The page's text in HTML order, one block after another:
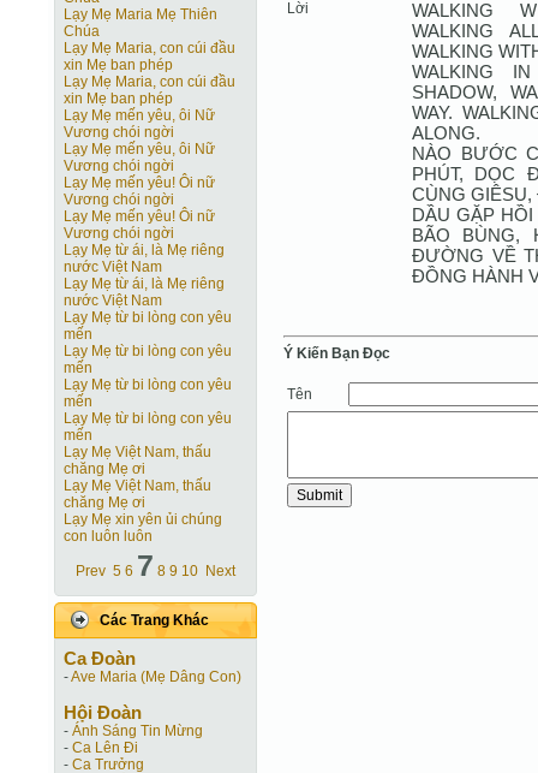
Lạy Mẹ Maria Mẹ Thiên
Chúa
Lạy Mẹ Maria, con cúi đầu
xin Mẹ ban phép
Lạy Mẹ Maria, con cúi đầu
xin Mẹ ban phép
Lạy Mẹ mến yêu, ôi Nữ
Vương chói ngời
Lạy Mẹ mến yêu, ôi Nữ
Vương chói ngời
Lạy Mẹ mến yêu! Ôi nữ
Vương chói ngời
Lạy Mẹ mến yêu! Ôi nữ
Vương chói ngời
Lạy Mẹ từ ái, là Mẹ riêng
nước Việt Nam
Lạy Mẹ từ ái, là Mẹ riêng
nước Việt Nam
Lạy Mẹ từ bi lòng con yêu
mến
Lạy Mẹ từ bi lòng con yêu
mến
Lạy Mẹ từ bi lòng con yêu
mến
Lạy Mẹ từ bi lòng con yêu
mến
Lạy Mẹ Việt Nam, thấu
chăng Mẹ ơi
Lạy Mẹ Việt Nam, thấu
chăng Mẹ ơi
Lạy Mẹ xin yên ủi chúng
con luôn luôn
Prev 5 6 7 8 9 10 Next
Các Trang Khác
Ca Ðoàn
-Ave Maria (Mẹ Dâng Con)
Hội Ðoàn
- Ánh Sáng Tin Mừng
- Ca Lên Đi
- Ca Trưởng
Lời
WALKING
WALKING
WALKING
WALKING
SHADOW,
WAY.
ALONG.
NÀO BƯỚC
PHÚT, DỌC
CÙNG
DẦU GẶP
BÃO BÙNG,
ĐƯỜNG VỀ
ĐỒNG HÀNH
Ý Kiến Bạn Ðọc
Tên